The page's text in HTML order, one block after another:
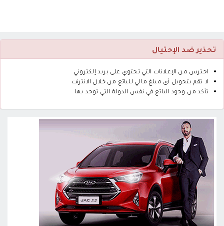
تحذير ضد الإحتيال
احترس من الإعلانات التي تحتوي على بريد إلكتروني
لا تقم بتحويل أى مبلغ مالي للبائع من خلال الانترنت
تأكد من وجود البائع في نفس الدولة التي توجد بها